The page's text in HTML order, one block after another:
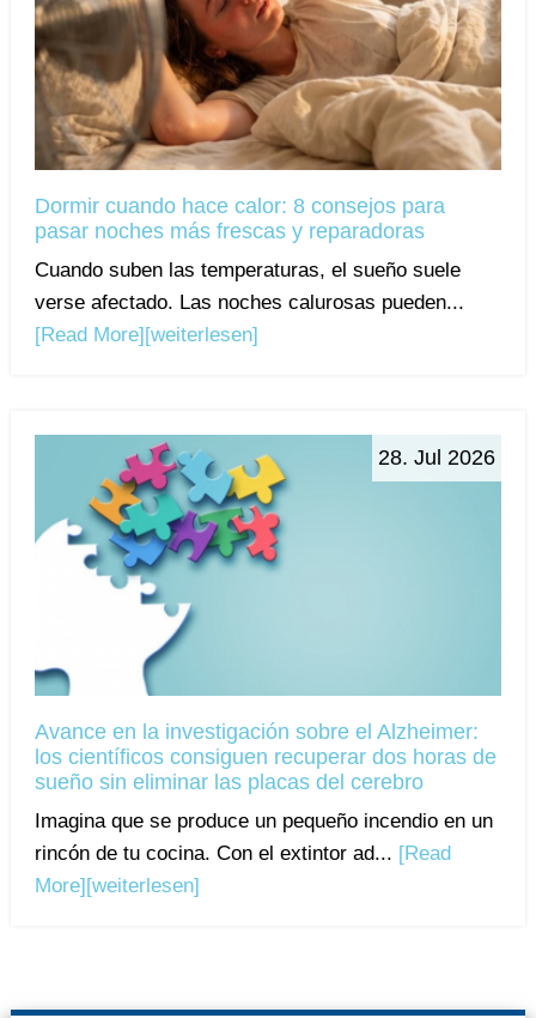
Dormir cuando hace calor: 8 consejos para
pasar noches más frescas y reparadoras
Cuando suben las temperaturas, el sueño suele
verse afectado. Las noches calurosas pueden...
[Read More] [weiterlesen]
28. Jul 2026
Avance en la investigación sobre el Alzheimer:
los científicos consiguen recuperar dos horas de
sueño sin eliminar las placas del cerebro
Imagina que se produce un pequeño incendio en un
rincón de tu cocina. Con el extintor ad... [Read
More][weiterlesen]